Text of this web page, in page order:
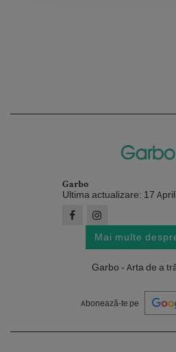
Garbo
Ultima actualizare: 17
Mai multe
Garbo - Arta de a
Abonează-te pe